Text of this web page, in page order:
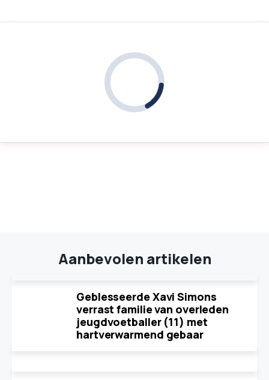
Aanbevolen artikelen
Geblesseerde Xavi Simons
verrast familie van overleden
jeugdvoetballer (11) met
hartverwarmend gebaar